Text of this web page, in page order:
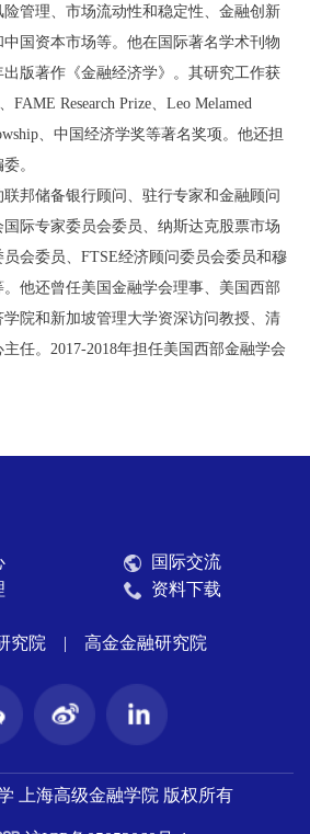
管理、市场流动性和稳定性、金融创新
国资本市场等。他在国际著名学术刊物
出版著作《金融经济学》。其研究工作获
FAME Research Prize、Leo Melamed
、中国经济学奖等著名奖项。他还担
。
邦储备银行顾问、驻行专家和金融顾问
际专家委员会委员、纳斯达克股票市场
会委员、FTSE经济顾问委员会委员和穆
他还曾任美国金融学会理事、美国西部
院和新加坡管理大学资深访问教授、清
任。2017-2018年担任美国西部金融学会
国际交流
资料下载
究院 | 高金金融研究院
上海高级金融学院 版权所有